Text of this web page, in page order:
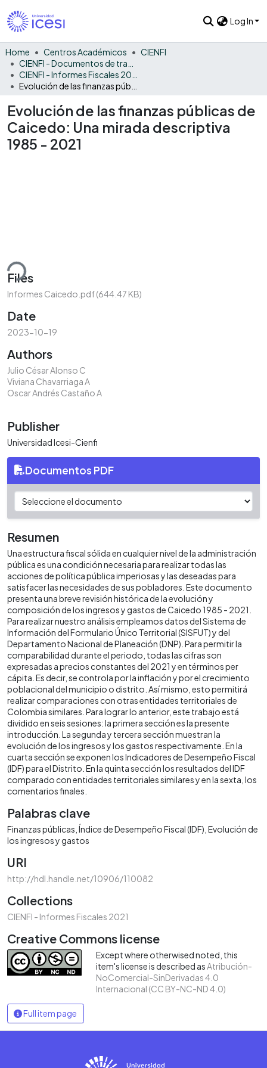
Log In
Home Centros Académicos
CIENFI
Evolución de las finanzas públicas de
Caicedo: Una mirada descriptiva
1985 - 2021
Files
Informes Caicedo.pdf(644.47 KB)
Date
2023-10-19
Authors
Julio César Alonso C
Viviana Chavarriaga A
Oscar Andrés Castaño A
Publisher
Universidad Icesi-Cienfi
Documentos PDF
Resumen
Una estructura fiscal sólida en cualquier nivel de la administración
pública es una condición necesaria para realizar todas las
acciones de política pública imperiosas y las deseadas para
satisfacer las necesidades de sus pobladores. Este documento
presenta una breve revisión histórica de la evolución y
composición de los ingresos y gastos de Caicedo 1985 - 2021.
Para realizar nuestro análisis empleamos datos del Sistema de
Información del Formulario Único Territorial (SISFUT) y del
Departamento Nacional de Planeación (DNP). Para permitir la
comparabilidad durante el periodo, todas las cifras son
expresadas a precios constantes del 2021 y en términos per
cápita. Es decir, se controla por la inflación y por el crecimiento
poblacional del municipio o distrito. Así mismo, esto permitirá
realizar comparaciones con otras entidades territoriales de
Colombia similares. Para lograr lo anterior, este trabajo está
dividido en seis sesiones: la primera sección es la presente
introducción. La segunda y tercera sección muestran la
evolución de los ingresos y los gastos respectivamente. En la
cuarta sección se exponen los Indicadores de Desempeño Fiscal
(IDF) para el Distrito. En la quinta sección los resultados del IDF
comparado con entidades territoriales similares y en la sexta, los
comentarios finales.
Palabras clave
Finanzas públicas Índice de Desempeño Fiscal (IDF) Evolución de
los ingresos y gastos
URI
http://hdl.handle.net/10906/110082
Collections
CIENFI - Informes Fiscales 2021
Creative Commons license
Except where otherwised noted, this
item's license is described asAtribución-
NoComercial-SinDerivadas 4.0
Internacional (CC BY-NC-ND 4.0)
Full item page